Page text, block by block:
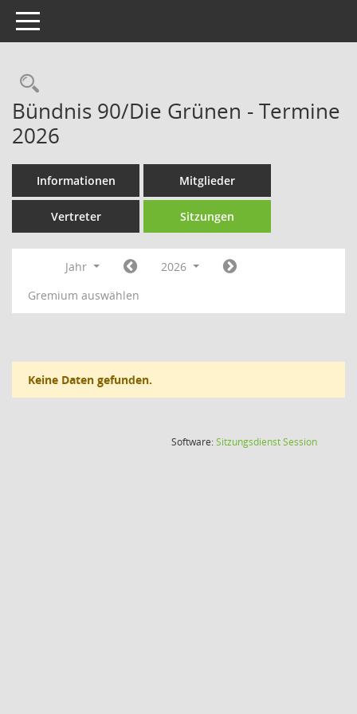
Toggle navigation
Rechercheauswahl
Bündnis 90/Die Grünen - Termine
2026
Informationen Mitglieder
Vertreter Sitzungen
Jahr
2026
Gremium auswählen
Keine Daten gefunden.
Software:SitzungsdienstSession(Wird in